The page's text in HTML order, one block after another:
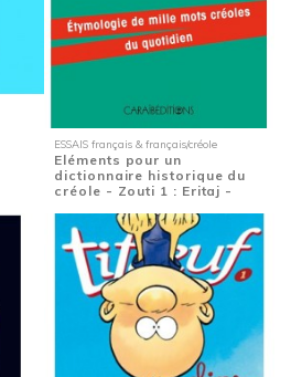
ESSAIS français & français/créole
Eléments pour un
dictionnaire historique du
créole - Zouti 1 : Eritaj -